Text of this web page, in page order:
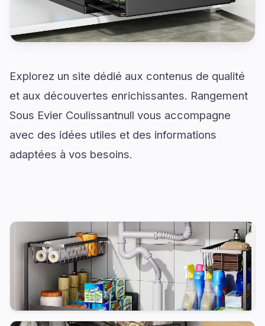
Explorez un site dédié aux contenus de qualité
et aux découvertes enrichissantes. Rangement
Sous Evier Coulissantnull vous accompagne
avec des idées utiles et des informations
adaptées à vos besoins.